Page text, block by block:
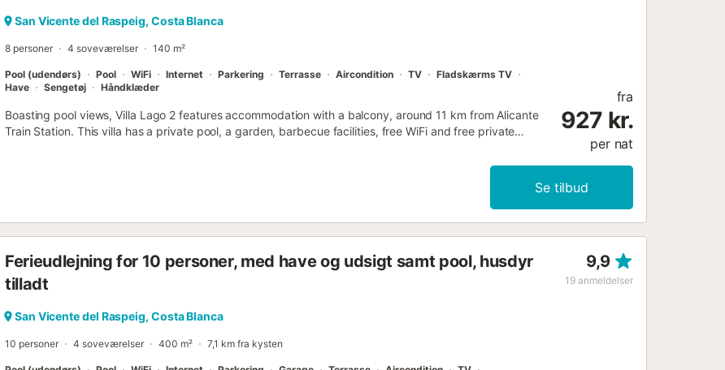
San Vicente del Raspeig, Costa Blanca
8 personer 4 soveværelser 140 m²
Pool (udendørs) Pool WiFi Internet Parkering Terrasse Aircondition TV
Fladskærms TV
Have
Sengetøj Håndklæder
Boasting pool views, Villa Lago 2 features accommodation with a balcony, around 11 km from Alicante
Train Station. This villa has a private pool, a garden, barbecue facilities, free WiFi and free private
fra
927 kr.
per nat
Se tilbud
Ferieudlejning for 10 personer, med have og udsigt samt pool, husdyr
tilladt
9,9
19 anmeldelser
San Vicente del Raspeig, Costa Blanca
10 personer 4 soveværelser 400 m² 7,1 km fra kysten